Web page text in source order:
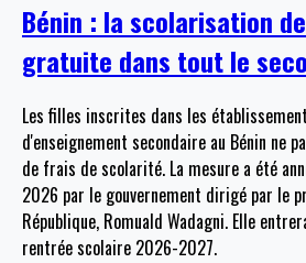
Bénin : la scolarisation
gratuite dans tout le
Les filles inscrites dans les
d'enseignement secondaire au Bénin ne
de frais de scolarité. La mesure a été
2026 par le gouvernement dirigé par le
République, Romuald Wadagni. Elle
rentrée scolaire 2026-2027.